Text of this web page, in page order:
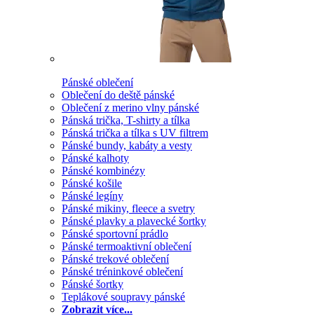
Pánské oblečení
Oblečení do deště pánské
Oblečení z merino vlny pánské
Pánská trička, T-shirty a tílka
Pánská trička a tílka s UV filtrem
Pánské bundy, kabáty a vesty
Pánské kalhoty
Pánské kombinézy
Pánské košile
Pánské legíny
Pánské mikiny, fleece a svetry
Pánské plavky a plavecké šortky
Pánské sportovní prádlo
Pánské termoaktivní oblečení
Pánské trekové oblečení
Pánské tréninkové oblečení
Pánské šortky
Teplákové soupravy pánské
Zobrazit více...